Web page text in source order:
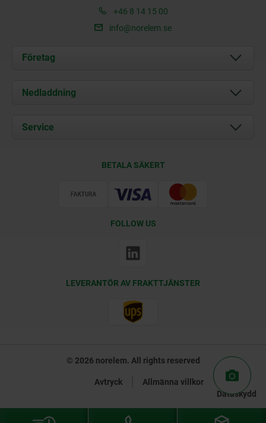
+46 8 14 15 00
info@norelem.se
Företag
Om oss
Kontakt
Nedladdning
Service
BETALA SÄKERT
FOLLOW US
LEVERANTÖR AV FRAKTTJÄNSTER
© 2026 norelem. All rights reserved
Avtryck
Allmänna villkor
Dataskydd